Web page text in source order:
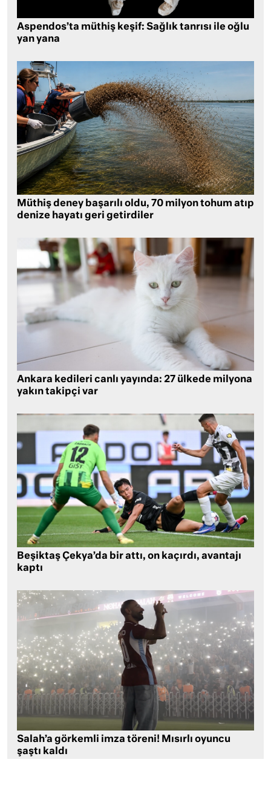
Aspendos’ta müthiş keşif: Sağlık tanrısı ile oğlu
yan yana
Müthiş deney başarılı oldu, 70 milyon tohum atıp
denize hayatı geri getirdiler
Ankara kedileri canlı yayında: 27 ülkede milyona
yakın takipçi var
Beşiktaş Çekya’da bir attı, on kaçırdı, avantajı
kaptı
Salah’a görkemli imza töreni! Mısırlı oyuncu
şaştı kaldı